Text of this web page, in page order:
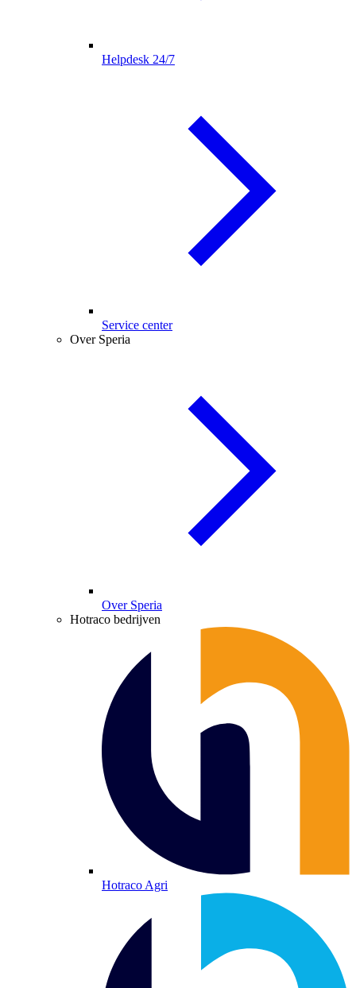
Helpdesk 24/7
Service center
Over Speria
Over Speria
Hotraco bedrijven
Hotraco Agri